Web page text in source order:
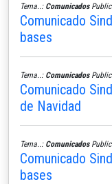
Tema..: Comunicados
Comunicado
bases
Tema..: Comunicados
Comunicado
de Navidad
Tema..: Comunicados
Comunicado
bases